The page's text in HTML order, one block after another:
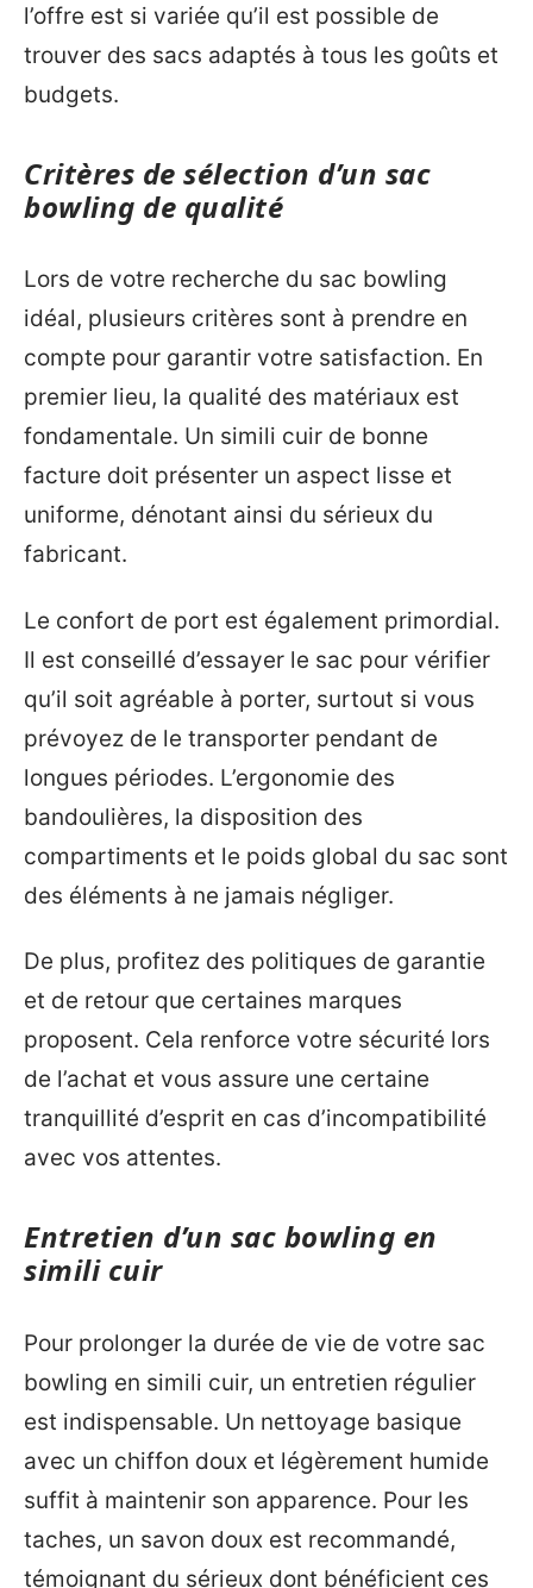
l’offre est si variée qu’il est possible de
trouver des sacs adaptés à tous les goûts et
budgets.
Critères de sélection d’un sac
bowling de qualité
Lors de votre recherche du sac bowling
idéal, plusieurs critères sont à prendre en
compte pour garantir votre satisfaction. En
premier lieu, la qualité des matériaux est
fondamentale. Un simili cuir de bonne
facture doit présenter un aspect lisse et
uniforme, dénotant ainsi du sérieux du
fabricant.
Le confort de port est également primordial.
Il est conseillé d’essayer le sac pour vérifier
qu’il soit agréable à porter, surtout si vous
prévoyez de le transporter pendant de
longues périodes. L’ergonomie des
bandoulières, la disposition des
compartiments et le poids global du sac sont
des éléments à ne jamais négliger.
De plus, profitez des politiques de garantie
et de retour que certaines marques
proposent. Cela renforce votre sécurité lors
de l’achat et vous assure une certaine
tranquillité d’esprit en cas d’incompatibilité
avec vos attentes.
Entretien d’un sac bowling en
simili cuir
Pour prolonger la durée de vie de votre sac
bowling en simili cuir, un entretien régulier
est indispensable. Un nettoyage basique
avec un chiffon doux et légèrement humide
suffit à maintenir son apparence. Pour les
taches, un savon doux est recommandé,
témoignant du sérieux dont bénéficient ces